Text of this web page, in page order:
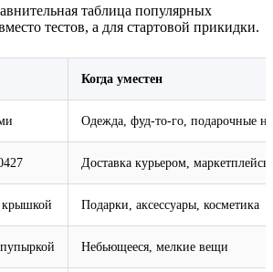
таблица популярных
тестов, а для стартовой прикидки.
Когда уместен
Одежда, фуд‑то‑го, подарочные
Доставка курьером, маркетплейсы
крышкой Подарки, аксессуары, косметика
Небьющееся, мелкие вещи